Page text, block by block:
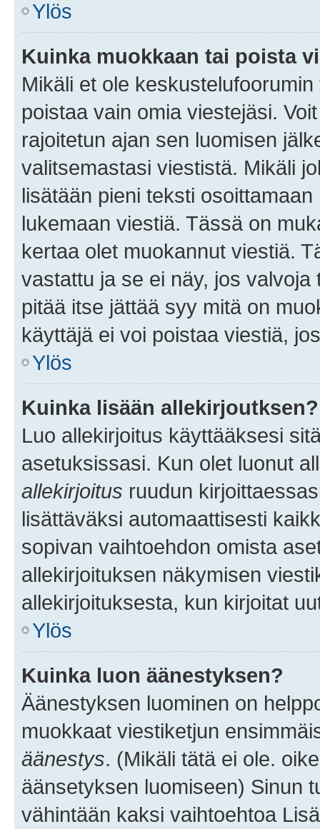
Ylös
Kuinka muokkaan tai poista
Mikäli et ole
poistaa vain omia viestejäsi.
rajoitetun ajan sen luomisen
valitsemastasi viestistä. Mikäli
lisätään pieni teksti
lukemaan viestiä. Tässä on
kertaa olet muokannut viestiä.
vastattu ja se ei näy, jos
pitää itse jättää syy mitä on
käyttäjä ei voi poistaa viestiä,
Ylös
Kuinka lisään allekirjoutksen?
Luo allekirjoitus käyttääksesi
asetuksissasi. Kun olet luonut
allekirjoitus ruudun
lisättäväksi automaattisesti
sopivan vaihtoehdon omista
allekirjoituksen näkymisen
allekirjoituksesta, kun kirjoitat
Ylös
Kuinka luon äänestyksen?
Äänestyksen luominen on
muokkaat viestiketjun
äänestys. (Mikäli tätä ei ole.
äänsetyksen luomiseen) Sinun
vähintään kaksi vaihtoehtoa